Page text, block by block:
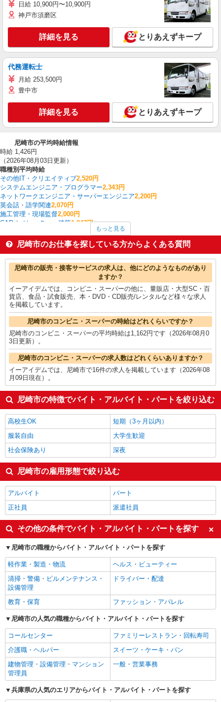
日給 10,900円〜10,900円
神戸市須磨区
詳細を見る とりあえずキープ
代務運転士
月給 253,500円
豊中市
詳細を見る とりあえずキープ
尼崎市の平均時給情報
時給 1,426円
（2026年08月03日更新）
職種別平均時給
その他IT・クリエイティブ2,520円
システムエンジニア・プログラマー2,343円
ネットワークエンジニア・サーバーエンジニア2,200円
英会話・語学関連2,070円
施工管理・現場監督2,000円
CADオペレーター・積算1,847円
その他オフィスワーク・事務1,732円
ルートセールス 1,675円
経理・人事・労務・総務・法務1,642円
尼崎市の他の職種の平均時給を見る
もっと見る
尼崎市のお仕事を探している方からよくある質問
尼崎市の販売・接客サービスの求人は、他にどのようなものがあり
ますか？
イーアイデムでは、コンビニ・スーパーの他に、量販店・大型SC・百
貨店、食品・試食販売、本・DVD・CD販売/レンタルなど様々な求人
を掲載しています。
尼崎市のコンビニ・スーパーの時給はどれくらいですか？
尼崎市のコンビニ・スーパーの平均時給は1,162円です（2026年08月0
3日更新）。
尼崎市のコンビニ・スーパーの求人数はどれくらいありますか？
イーアイデムでは、尼崎市で16件の求人を掲載しています（2026年08
月09日現在）。
尼崎市の特徴でバイト・アルバイト・パートを絞り込む
高校生OK
短期（3ヶ月以内）
服装自由
大学生歓迎
社会保険あり
深夜
尼崎市の雇用形態で絞り込む
アルバイト
パート
正社員
派遣社員
その他の条件でバイト・アルバイト・パートを探す
尼崎市の職種からバイト・アルバイト・パートを探す
軽作業・製造・物流
ヘルス・ビューティー
清掃・警備・ビルメンテナンス・
設備管理
ドライバー・配達
教育・保育 ファッション・アパレル
尼崎市の人気の職種からバイト・アルバイト・パートを探す
コールセンター
ファミリーレストラン・回転寿司
介護職・ヘルパー
スイーツ・ケーキ・パン
建物管理・設備管理・マンション
管理員
一般・営業事務
兵庫県の人気のエリアからバイト・アルバイト・パートを探す